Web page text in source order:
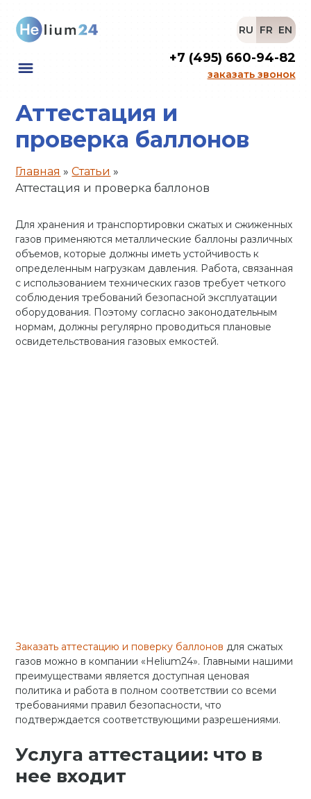
RU FR EN
+7 (495) 660-94-82
заказать звонок
Аттестация и
проверка баллонов
Главная »Статьи »
Аттестация и проверка баллонов
Для хранения и транспортировки сжатых и сжиженных
газов применяются металлические баллоны различных
объемов, которые должны иметь устойчивость к
определенным нагрузкам давления. Работа, связанная
с использованием технических газов требует четкого
соблюдения требований безопасной эксплуатации
оборудования. Поэтому согласно законодательным
нормам, должны регулярно проводиться плановые
освидетельствования газовых емкостей.
Заказать аттестацию и поверку баллонов для сжатых
газов можно в компании «Helium24». Главными нашими
преимуществами является доступная ценовая
политика и работа в полном соответствии со всеми
требованиями правил безопасности, что
подтверждается соответствующими разрешениями.
Услуга аттестации: что в
нее входит